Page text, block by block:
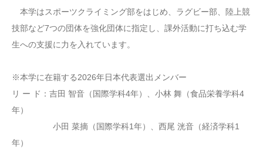
本学はスポーツクライミング部をはじめ、ラグビー部、陸上競
技部など7つの団体を強化団体に指定し、課外活動に打ち込む学
生への支援に力を入れています。
※本学に在籍する2026年日本代表選出メンバー
リ ー ド：吉田 智音（国際学科4年）、小林 舞（食品栄養学科4
年）
小田 菜摘（国際学科1年）、西尾 洸音（経済学科1
年）